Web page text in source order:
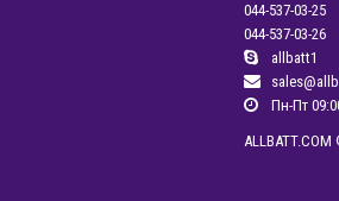
044-537-03-25
044-537-03-26
allbatt1
Пн-Пт